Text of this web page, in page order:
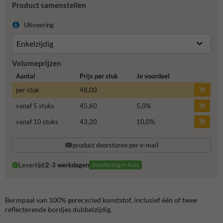
Product samenstellen
Uitvoering
Volumeprijzen
Aantal Prijs per stuk
Je voordeel
per stuk
48,00
vanaf 5 stuks
45,60 5,0%
vanaf 10 stuks
43,20 10,0%
product doorsturen per e-mail
Levertijd:2-3 werkdagen donderdag in huis
Bermpaal van 100% gerecycled kunststof, inclusief één of twee
reflecterende bordjes dubbelzijdig.